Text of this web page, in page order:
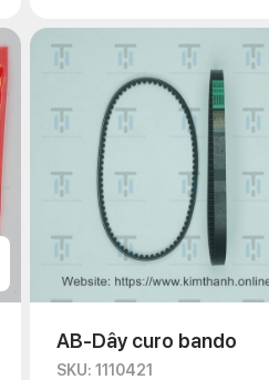
AB-Dây curo bando
SKU: 1110421